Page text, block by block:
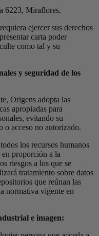
6223, Miraflores.
ejercer sus derechos
carta poder
como tal y su
y seguridad de los
Origens adopta las
apropiadas para
evitando su
o acceso no autorizado.
los recursos humanos
proporción a la
riesgos a los que se
tratamiento sobre datos
que reúnan las
normativa vigente en
e imagen: